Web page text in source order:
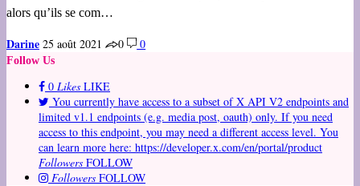
alors qu’ils se com…
Darine 25 août 2021 0 0
Follow Us
0 Likes LIKE
You currently have access to a subset of X API V2 endpoints and
limited v1.1 endpoints (e.g. media post, oauth) only. If you need
access to this endpoint, you may need a different access level. You
can learn more here: https://developer.x.com/en/portal/product
Followers FOLLOW
Followers FOLLOW